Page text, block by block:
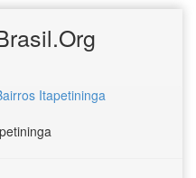
Itapetininga